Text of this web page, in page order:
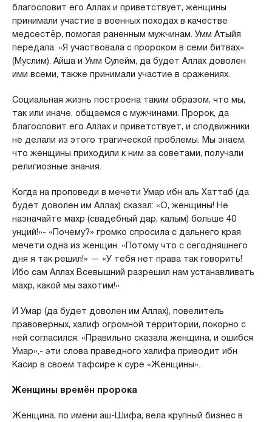
благословит его Аллах и приветствует, женщины
принимали участие в военных походах в качестве
медсестёр, помогая раненным мужчинам. Умм Атыйя
передала: «Я участвовала с пророком в семи битвах»
(Муслим). Айша и Умм Сулейм, да будет Аллах доволен
ими всеми, также принимали участие в сражениях.
Социальная жизнь построена таким образом, что мы,
так или иначе, общаемся с мужчинами. Пророк, да
благословит его Аллах и приветствует, и сподвижники
не делали из этого трагической проблемы. Мы знаем,
что женщины приходили к ним за советами, получали
религиозные знания.
Когда на проповеди в мечети Умар ибн аль Хаттаб (да
будет доволен им Аллах) сказал: «О, женщины! Не
назначайте махр (свадебный дар, калым) больше 40
унций!»- «Почему?» громко спросила с дальнего края
мечети одна из женщин. «Потому что с сегодняшнего
дня я так решил!» — «У тебя нет права так говорить!
Ибо сам Аллах Всевышний разрешил нам устанавливать
махр, какой мы захотим!»
И Умар (да будет доволен им Аллах), повелитель
правоверных, халиф огромной территории, покорно с
ней согласился: «Правильно сказала женщина, и ошибся
Умар»,- эти слова праведного халифа приводит ибн
Касир в своем тафсире к суре «Женщины».
Женщины времён пророка
Женщина, по имени аш-Шифа, вела крупный бизнес в